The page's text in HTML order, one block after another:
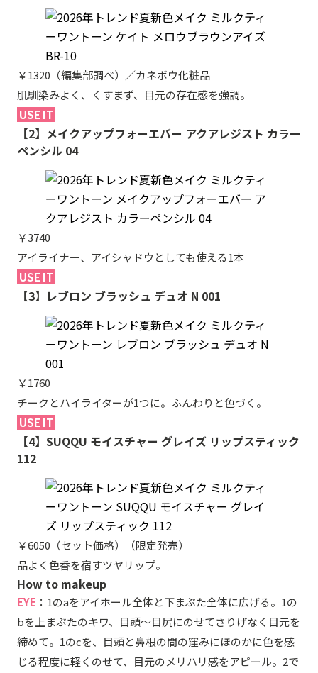
￥1320（編集部調べ）／カネボウ化粧品
肌馴染みよく、くすまず、目元の存在感を強調。
USE IT
【2】メイクアップフォーエバー アクアレジスト カラー
ペンシル 04
￥3740
アイライナー、アイシャドウとしても使える1本
USE IT
【3】レブロン ブラッシュ デュオ N 001
￥1760
チークとハイライターが1つに。ふんわりと色づく。
USE IT
【4】SUQQU モイスチャー グレイズ リップスティック
112
￥6050（セット価格）（限定発売）
品よく色香を宿すツヤリップ。
How to makeup
EYE ：1のaをアイホール全体と下まぶた全体に広げる。1の
bを上まぶたのキワ、目頭〜目尻にのせてさりげなく目元を
締めて。1のcを、目頭と鼻根の間の窪みにほのかに色を感
じる程度に軽くのせて、目元のメリハリ感をアピール。2で